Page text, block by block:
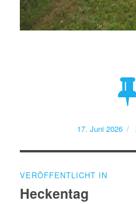
Veröffentlicht
17. Juni 2026
VERÖFFENTLICHT IN
Heckentag